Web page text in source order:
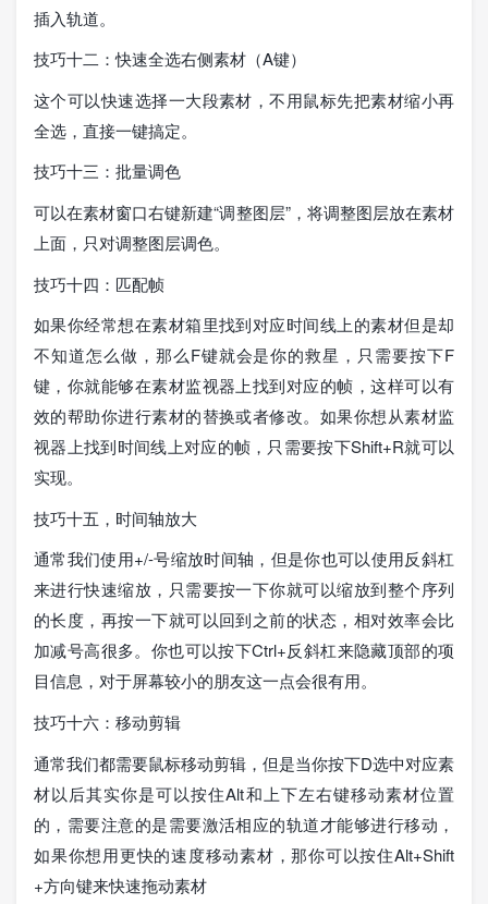
插入轨道。
技巧十二：快速全选右侧素材（A键）
这个可以快速选择一大段素材，不用鼠标先把素材缩小再
全选，直接一键搞定。
技巧十三：批量调色
可以在素材窗口右键新建“调整图层”，将调整图层放在素材
上面，只对调整图层调色。
技巧十四：匹配帧
如果你经常想在素材箱里找到对应时间线上的素材但是却
不知道怎么做，那么F键就会是你的救星，只需要按下F
键，你就能够在素材监视器上找到对应的帧，这样可以有
效的帮助你进行素材的替换或者修改。如果你想从素材监
视器上找到时间线上对应的帧，只需要按下Shift+R就可以
实现。
技巧十五，时间轴放大
通常我们使用+/-号缩放时间轴，但是你也可以使用反斜杠
来进行快速缩放，只需要按一下你就可以缩放到整个序列
的长度，再按一下就可以回到之前的状态，相对效率会比
加减号高很多。你也可以按下Ctrl+反斜杠来隐藏顶部的项
目信息，对于屏幕较小的朋友这一点会很有用。
技巧十六：移动剪辑
通常我们都需要鼠标移动剪辑，但是当你按下D选中对应素
材以后其实你是可以按住Alt和上下左右键移动素材位置
的，需要注意的是需要激活相应的轨道才能够进行移动，
如果你想用更快的速度移动素材，那你可以按住Alt+Shift
+方向键来快速拖动素材